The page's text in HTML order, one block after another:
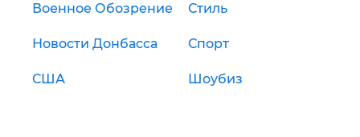
Военное Обозрение Стиль
Новости Донбасса Спорт
США Шоубиз